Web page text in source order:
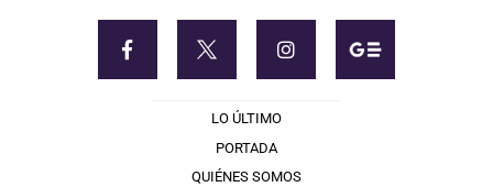
LO ÚLTIMO
PORTADA
QUIÉNES SOMOS